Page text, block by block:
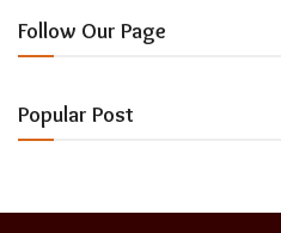
Follow Our Page
Popular Post